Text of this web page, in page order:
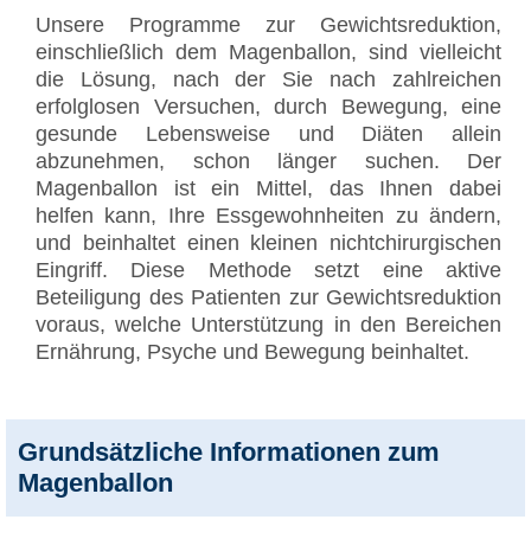
Unsere Programme zur Gewichtsreduktion,
einschließlich dem Magenballon, sind vielleicht
die Lösung, nach der Sie nach zahlreichen
erfolglosen Versuchen, durch Bewegung, eine
gesunde Lebensweise und Diäten allein
abzunehmen, schon länger suchen. Der
Magenballon ist ein Mittel, das Ihnen dabei
helfen kann, Ihre Essgewohnheiten zu ändern,
und beinhaltet einen kleinen nichtchirurgischen
Eingriff. Diese Methode setzt eine aktive
Beteiligung des Patienten zur Gewichtsreduktion
voraus, welche Unterstützung in den Bereichen
Ernährung, Psyche und Bewegung beinhaltet.
Grundsätzliche Informationen zum
Magenballon